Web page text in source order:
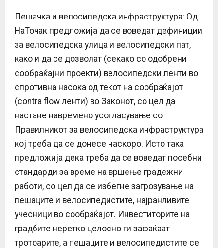
Пешачка и велосипедска инфраструктура: Од
НаТочак предложија да се воведат дефиниции
за велосипедска улица и велосипедски пат,
како и да се дозволат (секако со одобрени
сообраќајни проекти) велосипедски ленти во
спротивна насока од текот на сообраќајот
(contra flow ленти) во Законот, со цел да
настане навремено усогласување со
Правилникот за велосипедска инфраструктура
кој треба да се донесе наскоро. Исто така
предложија дека треба да се воведат посебни
стандарди за време на вршење градежни
работи, со цел да се избегне загрозување на
пешаците и велосипедистите, најранливите
учесници во сообраќајот. Инвеститорите на
градбите неретко целосно ги зафаќаат
тротоарите, а пешаците и велосипедистите се